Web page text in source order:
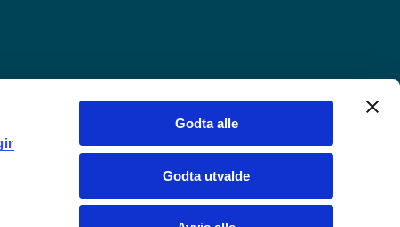
Godta alle
Godta utvalde